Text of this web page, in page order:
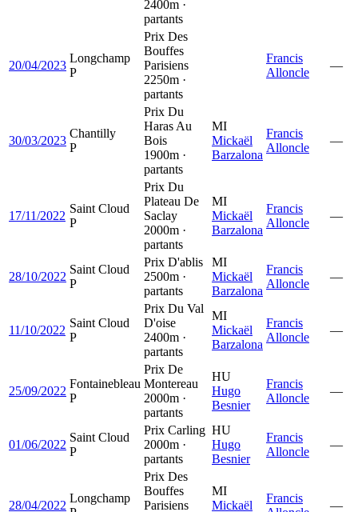
2400m ·
partants
20/04/2023
Longchamp
P
Prix Des
Bouffes
Parisiens
2250m ·
partants
Francis
Alloncle
—
30/03/2023
Chantilly
P
Prix Du
Haras Au
Bois
1900m ·
partants
MI
Mickaël
Barzalona
Francis
Alloncle
—
17/11/2022
Saint Cloud
P
Prix Du
Plateau De
Saclay
2000m ·
partants
MI
Mickaël
Barzalona
Francis
Alloncle
—
28/10/2022
Saint Cloud
P
Prix D'ablis
2500m ·
partants
MI
Mickaël
Barzalona
Francis
Alloncle
—
11/10/2022
Saint Cloud
P
Prix Du Val
D'oise
2400m ·
partants
MI
Mickaël
Barzalona
Francis
Alloncle
—
25/09/2022
Fontainebleau
P
Prix De
Montereau
2000m ·
partants
HU
Hugo
Besnier
Francis
Alloncle
—
01/06/2022
Saint Cloud
P
Prix Carling
2000m ·
partants
HU
Hugo
Besnier
Francis
Alloncle
—
28/04/2022
Longchamp
Prix Des
Bouffes
Parisiens
MI
Mickaël
Francis
—